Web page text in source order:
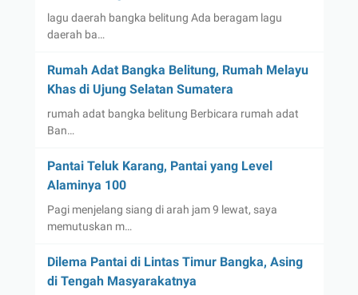
lagu daerah bangka belitung Ada beragam lagu
daerah ba…
Rumah Adat Bangka Belitung, Rumah Melayu
Khas di Ujung Selatan Sumatera
rumah adat bangka belitung Berbicara rumah adat
Ban…
Pantai Teluk Karang, Pantai yang Level
Alaminya 100
Pagi menjelang siang di arah jam 9 lewat, saya
memutuskan m…
Dilema Pantai di Lintas Timur Bangka, Asing
di Tengah Masyarakatnya